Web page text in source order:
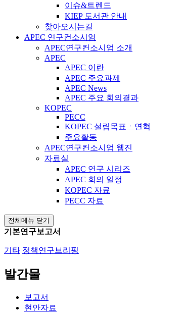
이슈&트렌드
KIEP 도서관 안내
찾아오시는길
APEC 연구컨소시엄
APEC연구컨소시엄 소개
APEC
APEC 이란
APEC 주요과제
APEC News
APEC 주요 회의결과
KOPEC
PECC
KOPEC 설립목표ㆍ연혁
주요활동
APEC연구컨소시엄 웹진
자료실
APEC 연구 시리즈
APEC 회의 일정
KOPEC 자료
PECC 자료
전체메뉴 닫기
기본연구보고서
기타 정책연구브리핑
발간물
보고서
현안자료